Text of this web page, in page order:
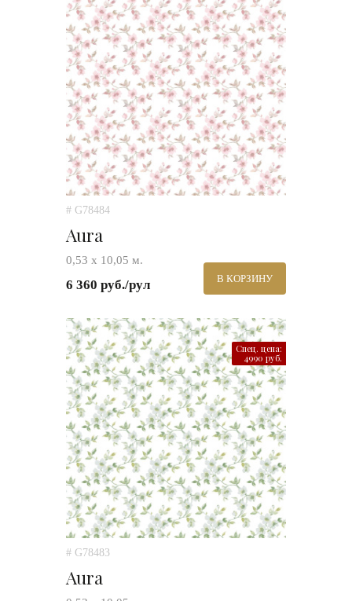
# G78484
Aura
0,53 х 10,05 м.
6 360 руб./рул В КОРЗИНУ
Спец. цена:
4990 руб.
# G78483
Aura